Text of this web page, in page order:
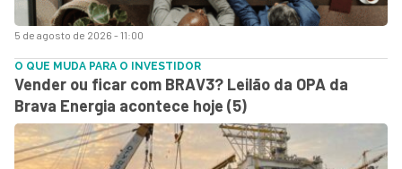
5 de agosto de 2026 - 11:00
O QUE MUDA PARA O INVESTIDOR
Vender ou ficar com BRAV3? Leilão da OPA da
Brava Energia acontece hoje (5)